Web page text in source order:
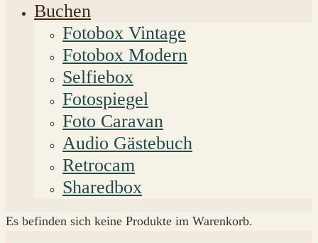
Buchen
Fotobox Vintage
Fotobox Modern
Selfiebox
Fotospiegel
Foto Caravan
Audio Gästebuch
Retrocam
Sharedbox
Es befinden sich keine Produkte im Warenkorb.